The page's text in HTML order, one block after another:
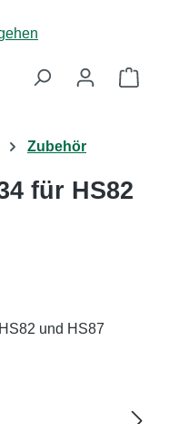
Zubehör
für HS82